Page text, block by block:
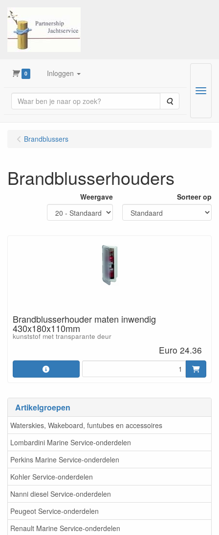
0 Inloggen
Zoeken
Menu
Artikelgroepen
Waterskies, Wakeboard, funtubes en accessoires
Lombardini Marine Service-onderdelen
Perkins Marine Service-onderdelen
Kohler Service-onderdelen
Nanni diesel Service-onderdelen
Peugeot Service-onderdelen
Renault Marine Service-onderdelen
Brandblussers
Brandblusserhouders
Weergave Sorteer op
Brandblusserhouder maten inwendig
430x180x110mm
kunststof met transparante deur
Euro 24.36